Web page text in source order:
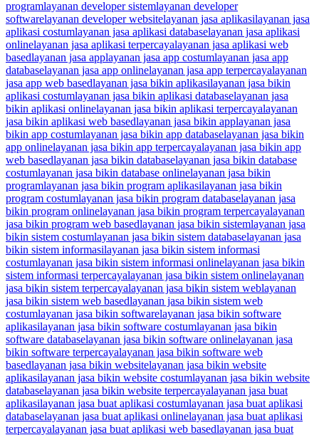
programlayanan developer sistemlayanan developer
softwarelayanan developer websitelayanan jasa aplikasilayanan jasa
aplikasi costumlayanan jasa aplikasi databaselayanan jasa aplikasi
onlinelayanan jasa aplikasi terpercayalayanan jasa aplikasi web
basedlayanan jasa applayanan jasa app costumlayanan jasa app
databaselayanan jasa app onlinelayanan jasa app terpercayalayanan
jasa app web basedlayanan jasa bikin aplikasilayanan jasa bikin
aplikasi costumlayanan jasa bikin aplikasi databaselayanan jasa
bikin aplikasi onlinelayanan jasa bikin aplikasi terpercayalayanan
jasa bikin aplikasi web basedlayanan jasa bikin applayanan jasa
bikin app costumlayanan jasa bikin app databaselayanan jasa bikin
app onlinelayanan jasa bikin app terpercayalayanan jasa bikin app
web basedlayanan jasa bikin databaselayanan jasa bikin database
costumlayanan jasa bikin database onlinelayanan jasa bikin
programlayanan jasa bikin program aplikasilayanan jasa bikin
program costumlayanan jasa bikin program databaselayanan jasa
bikin program onlinelayanan jasa bikin program terpercayalayanan
jasa bikin program web basedlayanan jasa bikin sistemlayanan jasa
bikin sistem costumlayanan jasa bikin sistem databaselayanan jasa
bikin sistem informasilayanan jasa bikin sistem informasi
costumlayanan jasa bikin sistem informasi onlinelayanan jasa bikin
sistem informasi terpercayalayanan jasa bikin sistem onlinelayanan
jasa bikin sistem terpercayalayanan jasa bikin sistem weblayanan
jasa bikin sistem web basedlayanan jasa bikin sistem web
costumlayanan jasa bikin softwarelayanan jasa bikin software
aplikasilayanan jasa bikin software costumlayanan jasa bikin
software databaselayanan jasa bikin software onlinelayanan jasa
bikin software terpercayalayanan jasa bikin software web
basedlayanan jasa bikin websitelayanan jasa bikin website
aplikasilayanan jasa bikin website costumlayanan jasa bikin website
databaselayanan jasa bikin website terpercayalayanan jasa buat
aplikasilayanan jasa buat aplikasi costumlayanan jasa buat aplikasi
databaselayanan jasa buat aplikasi onlinelayanan jasa buat aplikasi
terpercayalayanan jasa buat aplikasi web basedlayanan jasa buat